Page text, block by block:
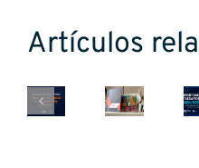
Artículos
Becas
CPA
Ferrere:
Una
jornada
y
de